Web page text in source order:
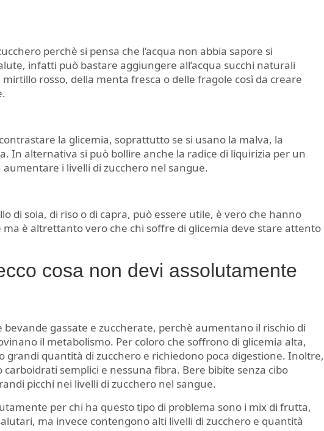
perchè si pensa che l’acqua non abbia sapore si
infatti può bastare aggiungere all’acqua succhi naturali
rosso, della menta fresca o delle fragole così da creare
la glicemia, soprattutto se si usano la malva, la
In alternativa si può bollire anche la radice di liquirizia per un
i livelli di zucchero nel sangue.
di soia, di riso o di capra, può essere utile, è vero che hanno
è altrettanto vero che chi soffre di glicemia deve stare attento
cosa non devi assolutamente
gassate e zuccherate, perchè aumentano il rischio di
il metabolismo. Per coloro che soffrono di glicemia alta,
grandi quantità di zucchero e richiedono poca digestione. Inoltre,
semplici e nessuna fibra. Bere bibite senza cibo
picchi nei livelli di zucchero nel sangue.
per chi ha questo tipo di problema sono i mix di frutta,
ma invece contengono alti livelli di zucchero e quantità